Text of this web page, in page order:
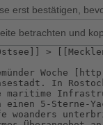
erst bestätigen,
betrachten und